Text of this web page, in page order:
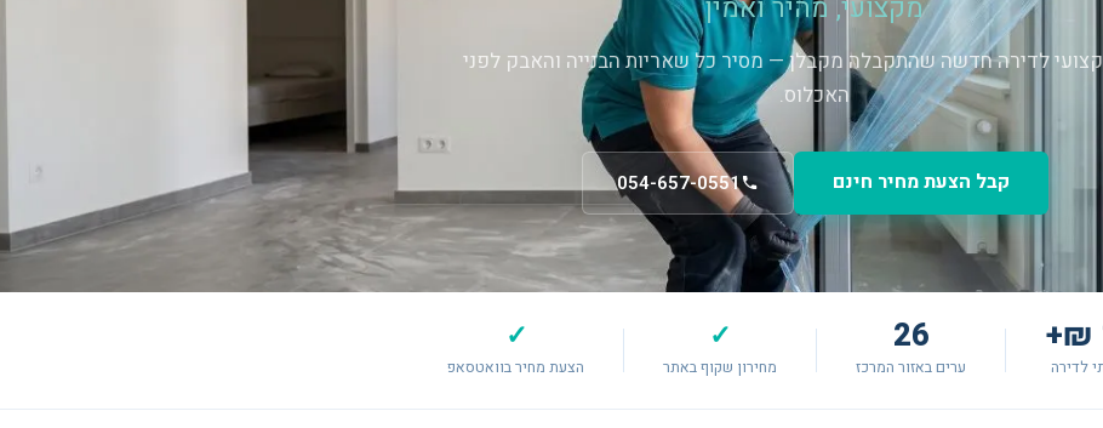
מקצועי, מהיר ואמין
לדירה חדשה שהתקבלה מקבלן — מסיר כל שאריות הבנייה והאבק לפני
האכלוס.
קבל הצעת מחיר חינם 054-657-0551
לדירה
26
ערים באזור המרכז
✓
מחירון שקוף באתר
✓
הצעת מחיר בוואטסאפ